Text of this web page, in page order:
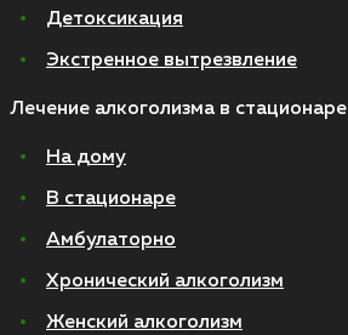
Детоксикация
Экстренное вытрезвление
Лечение алкоголизма в стационаре
На дому
В стационаре
Амбулаторно
Хронический алкоголизм
Женский алкоголизм